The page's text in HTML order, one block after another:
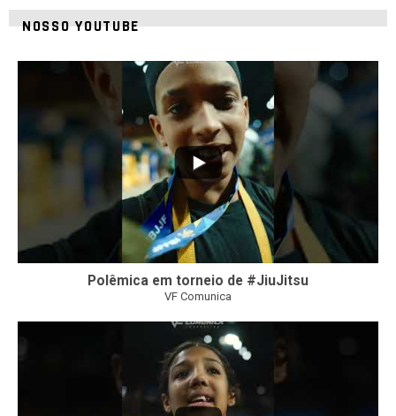
NOSSO YOUTUBE
Polêmica em torneio de #JiuJitsu
VF Comunica